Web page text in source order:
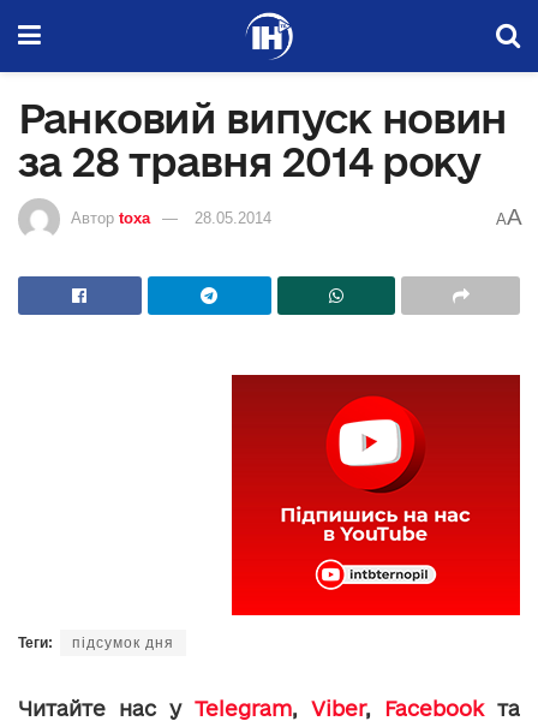
Ранковий випуск новин
за 28 травня 2014 року
Автор toxa 28.05.2014 AA
Теги: підсумок дня
Читайте нас у Telegram, Viber, Facebookта